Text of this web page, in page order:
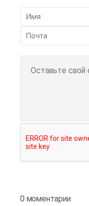
0 моментарии